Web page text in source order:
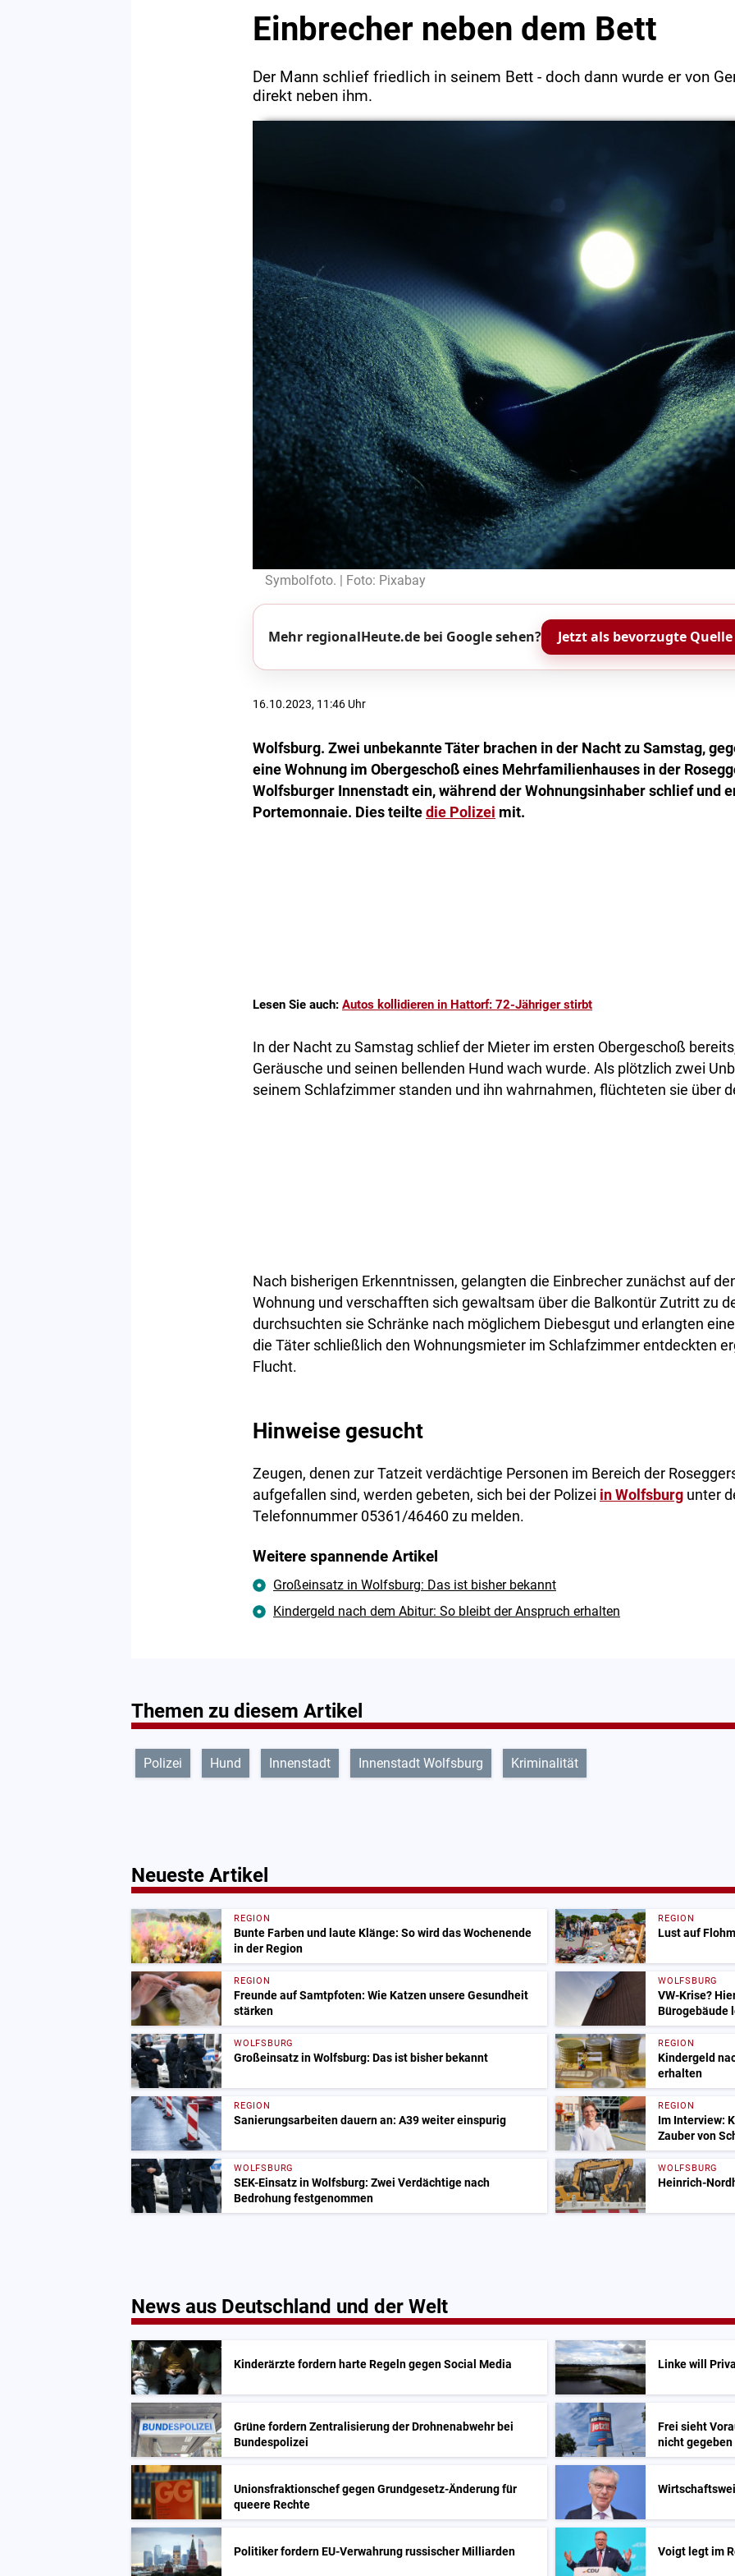
Einbrecher neben dem Bett
Der Mann schlief friedlich in seinem Bett - doch dann wurde er von
direkt neben ihm.
Symbolfoto. | Foto: Pixabay
Mehr regionalHeute.de bei Google sehen? Jetzt als bevorzugte
16.10.2023, 11:46 Uhr
Wolfsburg. Zwei unbekannte Täter brachen in der Nacht zu Samstag,
eine Wohnung im Obergeschoß eines Mehrfamilienhauses in der
Wolfsburger Innenstadt ein, während der Wohnungsinhaber schlief und
Portemonnaie. Dies teilte die Polizei mit.
Lesen Sie auch: Autos kollidieren in Hattorf: 72-Jähriger stirbt
In der Nacht zu Samstag schlief der Mieter im ersten Obergeschoß
Geräusche und seinen bellenden Hund wach wurde. Als plötzlich zwei
seinem Schlafzimmer standen und ihn wahrnahmen, flüchteten sie über
Nach bisherigen Erkenntnissen, gelangten die Einbrecher zunächst auf
Wohnung und verschafften sich gewaltsam über die Balkontür Zutritt zu
durchsuchten sie Schränke nach möglichem Diebesgut und erlangten
die Täter schließlich den Wohnungsmieter im Schlafzimmer entdeckten
Flucht.
Hinweise gesucht
Zeugen, denen zur Tatzeit verdächtige Personen im Bereich der
aufgefallen sind, werden gebeten, sich bei der Polizei in Wolfsburg unter
Telefonnummer 05361/46460 zu melden.
Weitere spannende Artikel
Großeinsatz in Wolfsburg: Das ist bisher bekannt
Kindergeld nach dem Abitur: So bleibt der Anspruch erhalten
Themen zu diesem Artikel
Polizei Hund Innenstadt Innenstadt Wolfsburg Kriminalität
Neueste Artikel
REGION
Bunte Farben und laute Klänge: So wird das Wochenende
in der Region
REGION
Lust auf
REGION
Freunde auf Samtpfoten: Wie Katzen unsere Gesundheit
stärken
WOLFSBURG
VW-Krise?
Bürogebäude
WOLFSBURG
Großeinsatz in Wolfsburg: Das ist bisher bekannt
REGION
Kindergeld
erhalten
REGION
Sanierungsarbeiten dauern an: A39 weiter einspurig
REGION
Im Interview:
Zauber von
WOLFSBURG
SEK-Einsatz in Wolfsburg: Zwei Verdächtige nach
Bedrohung festgenommen
WOLFSBURG
Heinrich-
News aus Deutschland und der Welt
Kinderärzte fordern harte Regeln gegen Social Media Linke will
Grüne fordern Zentralisierung der Drohnenabwehr bei
Bundespolizei
Frei sieht
nicht gegeben
Unionsfraktionschef gegen Grundgesetz-Änderung für
queere Rechte
Politiker fordern EU-Verwahrung russischer Milliarden Voigt legt im